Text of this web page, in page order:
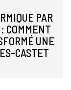
PAR
COMMENT
UNE
CASTET